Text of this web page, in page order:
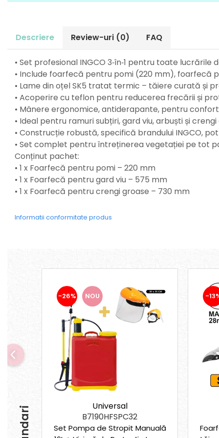
Presostate/Regulatoare de
presiune
Prelate și Folii de Protecție
Prelungitoare
Rindele electrice
Accesorii rindele
Scule electrice
Accesorii pentru polizor
Accesorii scule electrice
Compresoare aer
Fierastrau sabie
Fierăstrău circular
Mixere mortar
Seturi aparate electrice
Unelte multifuncționale
Vibratoare pentru beton
Aparate de Tăiat Gresie
Briceag multifuncțional
Ciocan
Clești
Dălți pentru Lemn
Scule pentru grădină
Suflantă frunze
Descriere Review-uri (0) FAQ
• Set profesional INGCO 3‑în‑1 pentru toate lucrările
• Include foarfecă pentru pomi (220 mm), foarfecă
• Lame din oțel SK5 tratat termic – tăiere curată și
• Acoperire cu teflon pentru reducerea frecării și
• Mânere ergonomice, antiderapante, pentru
• Ideal pentru ramuri subțiri, gard viu, arbuști și
• Construcție robustă, specifică brandului INGCO,
• Set complet pentru întreținerea vegetației pe tot
Conținut pachet:
• 1 x Foarfecă pentru pomi – 220 mm
• 1 x Foarfecă pentru gard viu – 575 mm
• 1 x Foarfecă pentru crengi groase – 730 mm
Informatii conformitate produs
-26% NOU
Universal
B7190HFSPC32
Set Pompa de Stropit Manuală
-